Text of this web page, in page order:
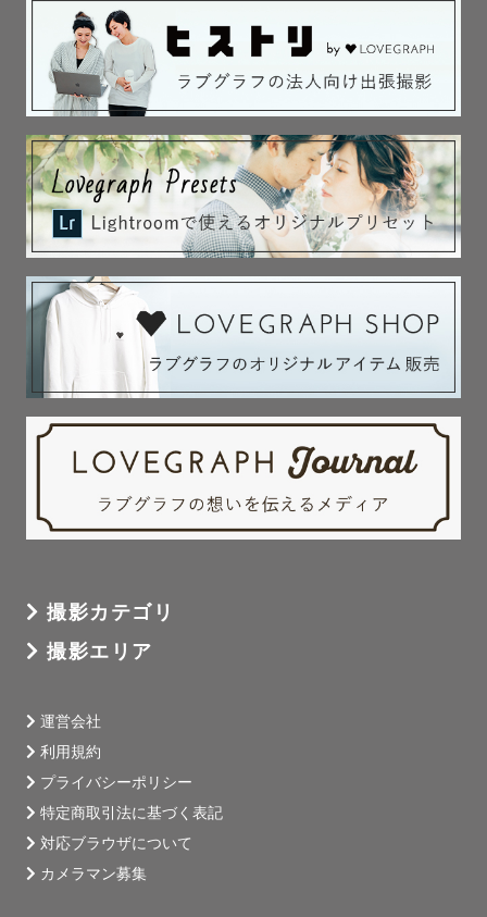
撮影カテゴリ
撮影エリア
運営会社
利用規約
プライバシーポリシー
特定商取引法に基づく表記
対応ブラウザについて
カメラマン募集